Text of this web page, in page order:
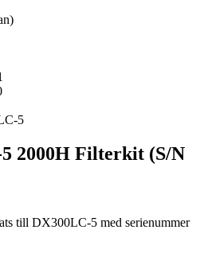
5
2000H Filterkit (S/N
till DX300LC-5 med serienummer